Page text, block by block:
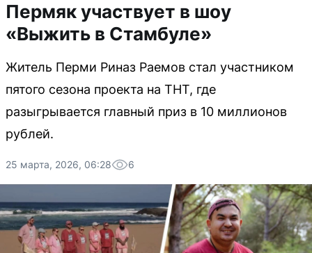
Пермяк участвует в шоу
«Выжить в Стамбуле»
Житель Перми Риназ Раемов стал участником
пятого сезона проекта на ТНТ, где
разыгрывается главный приз в 10 миллионов
рублей.
25 марта, 2026, 06:28 6